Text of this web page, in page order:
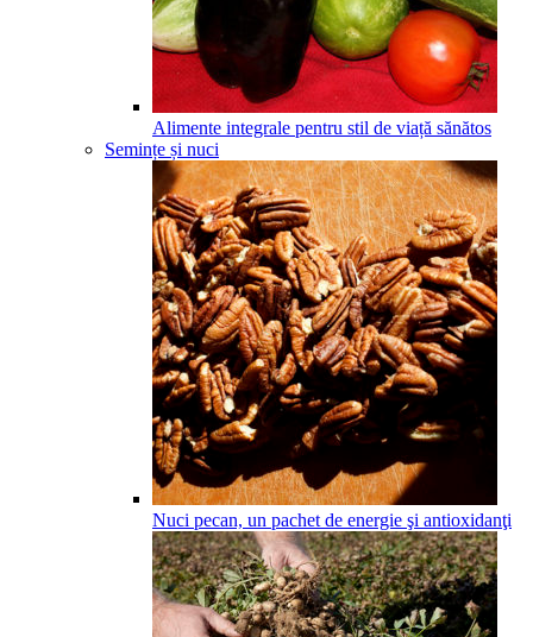
Alimente integrale pentru stil de viață sănătos
Semințe și nuci
Nuci pecan, un pachet de energie şi antioxidanţi